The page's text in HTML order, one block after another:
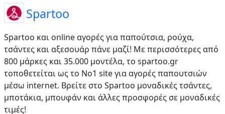
Spartoo
Spartoo και online αγορές για παπούτσια, ρούχα,
τσάντες και αξεσουάρ πάνε μαζί! Με περισσότερες από
800 μάρκες και 35.000 μοντέλα, το spartoo.gr
τοποθετείται ως το No1 site για αγορές παπουτσιών
μέσω internet. Βρείτε στο Spartoo μοναδικές τσάντες,
μποτάκια, μπουφάν και άλλες προσφορές σε μοναδικές
τιμές!